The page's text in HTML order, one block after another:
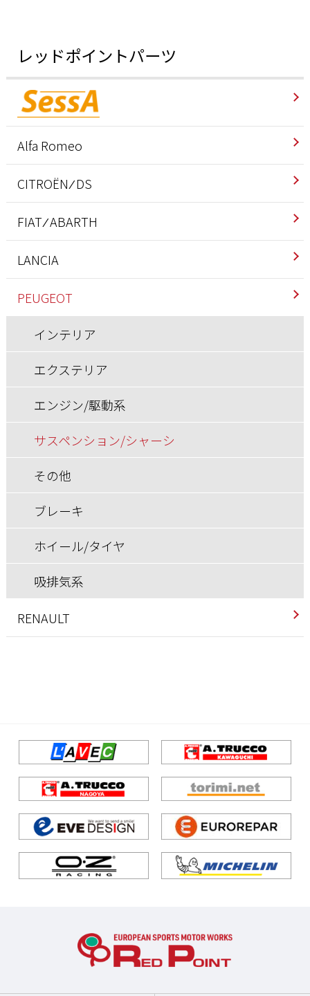
レッドポイントパーツ
Alfa Romeo
インテリア
エクステリア
エンジン/駆動系
CITROËN ⁄ DS
インテリア
エクステリア
エンジン/駆動系
サスペンション/シャーシ
その他
ブレーキ
ホイール/タイヤ
FIAT ⁄ ABARTH
アバルト
インテリア
エクステリア
エンジン/駆動系
サスペンション/シャーシ
その他
ブレーキ
ホイール/タイヤ
吸排気系
快適装備
LANCIA
インテリア
エクステリア
エンジン/駆動系
サスペンション/シャーシ
ブレーキ
ホイール/タイヤ
PEUGEOT
インテリア
エクステリア
エンジン/駆動系
サスペンション/シャーシ
その他
ブレーキ
ホイール/タイヤ
吸排気系
RENAULT
ブレーキ
ホイール/タイヤ